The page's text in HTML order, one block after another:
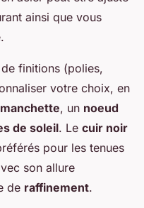
ainsi que vous
finitions (polies,
votre choix, en
, un noeud
de soleil. Le cuir noir
pour les tenues
son allure
de raffinement.